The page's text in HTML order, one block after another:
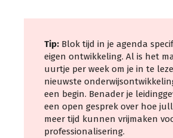
Tip: Blok tijd in je agenda
eigen ontwikkeling. Al is het
uurtje per week om je in te
nieuwste
een begin. Benader je
een open gesprek over hoe
meer tijd kunnen vrijmaken
professionalisering.